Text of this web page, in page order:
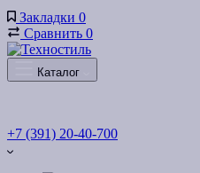
Закладки 0
Сравнить 0
Каталог
+7 (391) 20-40-700